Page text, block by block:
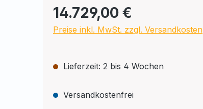
14.729,00 €
Preise inkl. MwSt. zzgl. Versandkosten
Lieferzeit: 2 bis 4 Wochen
Versandkostenfrei